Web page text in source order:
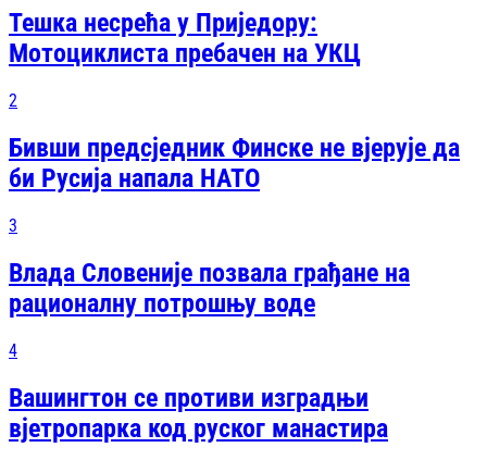
Тешка несрећа у Приједору:
Мотоциклиста пребачен на УКЦ
2
Бивши предсједник Финске не вјерује да
би Русија напала НАТО
3
Влада Словеније позвала грађане на
рационалну потрошњу воде
4
Вашингтон се противи изградњи
вјетропарка код руског манастира